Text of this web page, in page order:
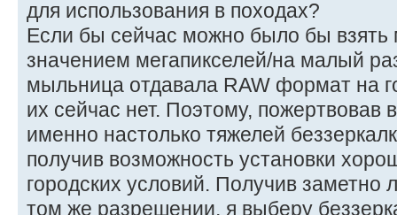
для использования в походах?
Если бы сейчас можно было бы взять
значением мегапикселей/на малый
мыльница отдавала RAW формат на
их сейчас нет. Поэтому, пожертвовав
именно настолько тяжелей
получив возможность установки
городских условий. Получив заметно
том же разрешении, я выберу